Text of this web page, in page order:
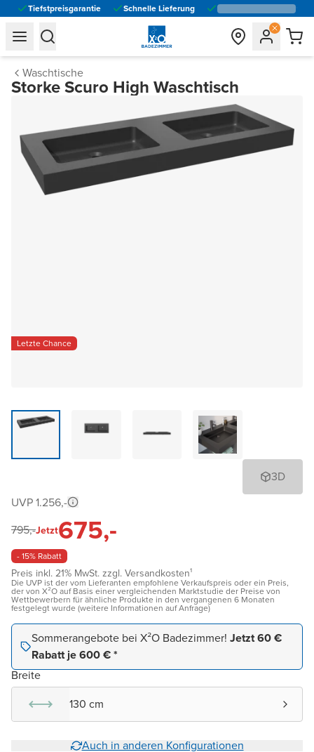
Tiefstpreisgarantie Schnelle Lieferung
general.navigation.toggle_menu.label
general.navigation.toggle_menu.label
Waschtische
Storke Scuro High Waschtisch
Letzte Chance
3D
UVP 1.256,-
795,-Jetzt675,-
- 15% Rabatt
Preis inkl. 21% MwSt. zzgl. Versandkosten¹
Die UVP ist der vom Lieferanten empfohlene Verkaufspreis oder ein Preis,
der von X²O auf Basis einer vergleichenden Marktstudie der Preise von
Wettbewerbern für ähnliche Produkte in den vergangenen 6 Monaten
festgelegt wurde (weitere Informationen auf Anfrage)
Sommerangebote bei X²O Badezimmer! Jetzt 60 €
Rabatt je 600 € *
Breite
130 cm
Auch in anderen Konfigurationen